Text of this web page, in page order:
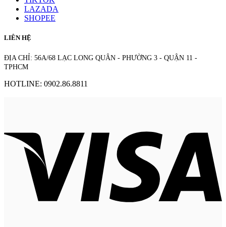
LAZADA
SHOPEE
LIÊN HỆ
ĐỊA CHỈ: 56A/68 LẠC LONG QUÂN - PHƯỜNG 3 - QUẬN 11 -
TPHCM
HOTLINE: 0902.86.8811